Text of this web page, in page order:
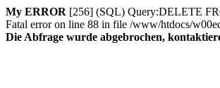
My ERROR [256] (SQL) Query:DELETE
Fatal error on line 88 in file /www/htdocs/
Die Abfrage wurde abgebrochen,